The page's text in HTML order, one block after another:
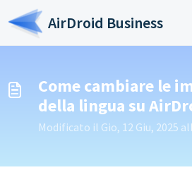
Salta al contenuto principale
AirDroid Business
Come cambiare le
della lingua su
Modificato il Gio, 12 Giu, 2025